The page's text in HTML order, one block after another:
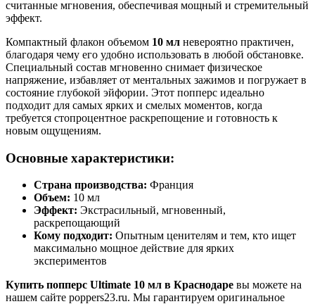
считанные мгновения, обеспечивая мощный и стремительный
эффект.
Компактный флакон объемом 10 мл невероятно практичен,
благодаря чему его удобно использовать в любой обстановке.
Специальный состав мгновенно снимает физическое
напряжение, избавляет от ментальных зажимов и погружает в
состояние глубокой эйфории. Этот попперс идеально
подходит для самых ярких и смелых моментов, когда
требуется стопроцентное раскрепощение и готовность к
новым ощущениям.
Основные характеристики:
Страна производства: Франция
Объем: 10 мл
Эффект: Экстрасильный, мгновенный,
раскрепощающий
Кому подходит: Опытным ценителям и тем, кто ищет
максимально мощное действие для ярких
экспериментов
Купить попперс Ultimate 10 мл в Краснодаре вы можете на
нашем сайте poppers23.ru. Мы гарантируем оригинальное